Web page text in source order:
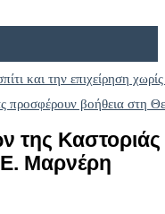
και την επιχείρηση
της
Ε. Μαρνέρη